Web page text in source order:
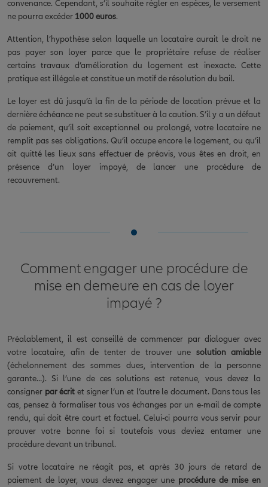
convenance. Cependant, s’il souhaite régler en espèces, le versement
ne pourra excéder 1000 euros.
Attention, l’hypothèse selon laquelle un locataire aurait le droit ne
pas payer son loyer parce que le propriétaire refuse de réaliser
certains travaux d’amélioration du logement est inexacte. Cette
pratique est illégale et constitue un motif de résolution du bail.
Le loyer est dû jusqu’à la fin de la période de location prévue et la
dernière échéance ne peut se substituer à la caution. S’il y a un défaut
de paiement, qu’il soit exceptionnel ou prolongé, votre locataire ne
remplit pas ses obligations. Qu’il occupe encore le logement, ou qu’il
ait quitté les lieux sans effectuer de préavis, vous êtes en droit, en
présence d’un loyer impayé, de lancer une procédure de
recouvrement.
Comment engager une procédure de
mise en demeure en cas de loyer
impayé ?
Préalablement, il est conseillé de commencer par dialoguer avec
votre locataire, afin de tenter de trouver une solution amiable
(échelonnement des sommes dues, intervention de la personne
garante…). Si l’une de ces solutions est retenue, vous devez la
consigner par écrit et signer l’un et l’autre le document. Dans tous les
cas, pensez à formaliser tous vos échanges par un e-mail de compte
rendu, qui doit être court et factuel. Celui-ci pourra vous servir pour
prouver votre bonne foi si toutefois vous deviez entamer une
procédure devant un tribunal.
Si votre locataire ne réagit pas, et après 30 jours de retard de
paiement de loyer, vous devez engager une procédure de mise en